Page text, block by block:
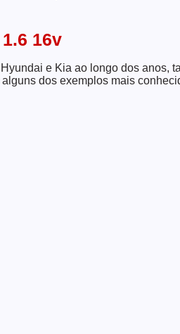
16v
e Kia ao longo dos anos,
dos exemplos mais